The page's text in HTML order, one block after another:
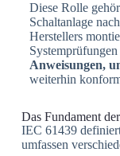
Diese Rolle
Schaltanlage
Herstellers
Anweisungen,
weiterhin
Das Fundament
IEC 61439
umfassen